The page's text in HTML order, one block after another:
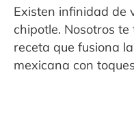
Existen infinidad de
chipotle. Nosotros
receta que fusiona
mexicana con